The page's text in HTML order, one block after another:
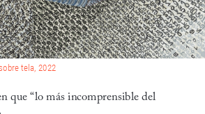
que “lo más incomprensible del
tela, 2022